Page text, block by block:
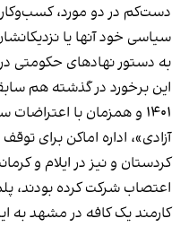
دست‌کم در دو مورد،
سیاسی خود آنها یا
به دستور نهادهای حکومتی
این برخورد در گذشته هم
۱۴۰۱ و همزمان با
آزادی»، اداره اماکن برای
کردستان و نیز در ایلام و
اعتصاب شرکت کرده بودند،
کارمند یک کافه در مشهد به